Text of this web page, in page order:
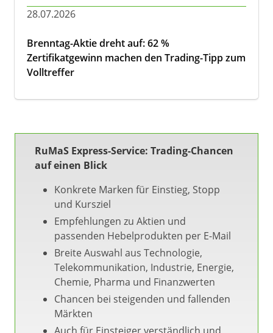
28.07.2026
Brenntag-Aktie dreht auf: 62 %
Zertifikatgewinn machen den Trading-Tipp zum
Volltreffer
RuMaS Express-Service: Trading-Chancen
auf einen Blick
Konkrete Marken für Einstieg, Stopp
und Kursziel
Empfehlungen zu Aktien und
passenden Hebelprodukten per E-Mail
Breite Auswahl aus Technologie,
Telekommunikation, Industrie, Energie,
Chemie, Pharma und Finanzwerten
Chancen bei steigenden und fallenden
Märkten